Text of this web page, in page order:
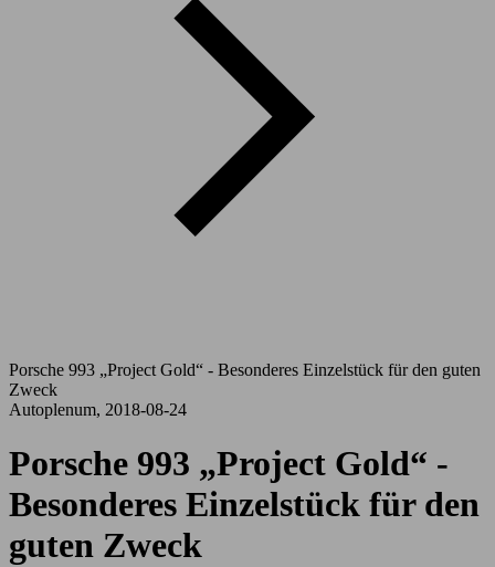
Porsche 993 „Project Gold“ - Besonderes Einzelstück für den guten
Zweck
Autoplenum, 2018-08-24
Porsche 993 „Project Gold“ -
Besonderes Einzelstück für den
guten Zweck